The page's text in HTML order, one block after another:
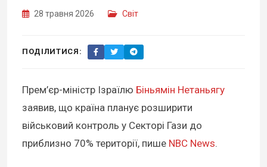
28 травня 2026 Світ
ПОДІЛИТИСЯ:
Прем’єр-міністр Ізраїлю Біньямін Нетаньягу
заявив, що країна планує розширити
військовий контроль у Секторі Гази до
приблизно 70% території, пише NBC News.